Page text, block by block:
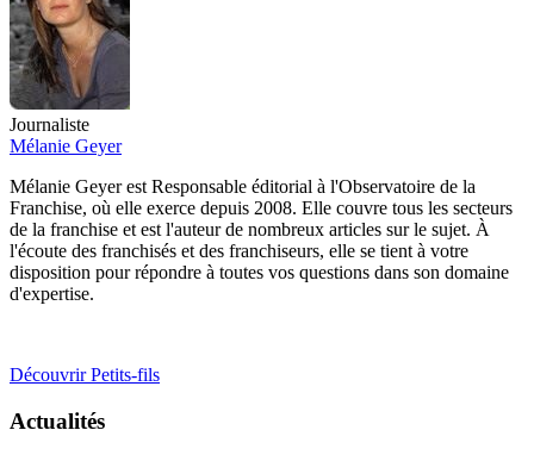
Journaliste
Mélanie Geyer
Mélanie Geyer est Responsable éditorial à l'Observatoire de la
Franchise, où elle exerce depuis 2008. Elle couvre tous les secteurs
de la franchise et est l'auteur de nombreux articles sur le sujet. À
l'écoute des franchisés et des franchiseurs, elle se tient à votre
disposition pour répondre à toutes vos questions dans son domaine
d'expertise.
Découvrir Petits-fils
Actualités